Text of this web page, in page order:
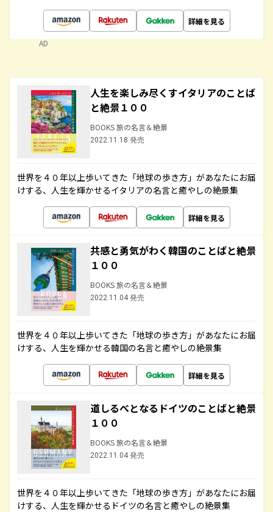
詳細を見る
AD
人生を楽しみ尽くすイタリアのことば
と絶景１００
BOOKS 旅の名言＆絶景
2022.11.18 発売
世界を４０年以上歩いてきた「地球の歩き方」があなたにお届
けする、人生を輝かせるイタリアの名言と癒やしの絶景集
詳細を見る
共感と勇気がわく韓国のことばと絶景
１００
BOOKS 旅の名言＆絶景
2022.11.04 発売
世界を４０年以上歩いてきた「地球の歩き方」があなたにお届
けする、人生を輝かせる韓国の名言と癒やしの絶景集
詳細を見る
道しるべとなるドイツのことばと絶景
１００
BOOKS 旅の名言＆絶景
2022.11.04 発売
世界を４０年以上歩いてきた「地球の歩き方」があなたにお届
けする、人生を輝かせるドイツの名言と癒やしの絶景集